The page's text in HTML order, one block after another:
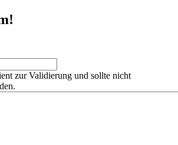
zur Validierung und sollte nicht